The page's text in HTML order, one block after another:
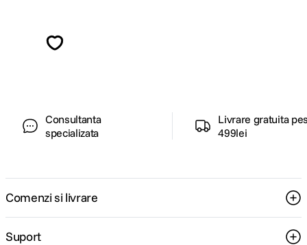
Consultanta
specializata
Livrare gratuita
499lei
Comenzi si livrare
Suport